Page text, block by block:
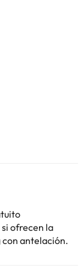
ofrecen la
con antelación.